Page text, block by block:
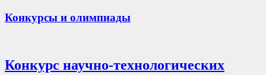
Конкурсы и олимпиады
Конкурс научно-технологических